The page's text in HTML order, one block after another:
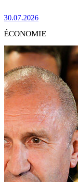
30.07.2026
ÉCONOMIE